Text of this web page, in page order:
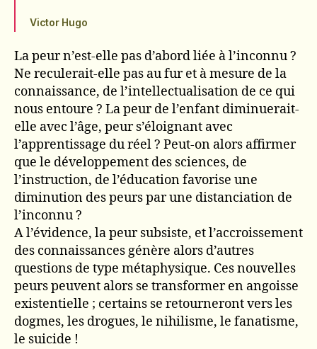
Victor Hugo
La peur n’est-elle pas d’abord liée à l’inconnu ?
Ne reculerait-elle pas au fur et à mesure de la
connaissance, de l’intellectualisation de ce qui
nous entoure ? La peur de l’enfant diminuerait-
elle avec l’âge, peur s’éloignant avec
l’apprentissage du réel ? Peut-on alors affirmer
que le développement des sciences, de
l’instruction, de l’éducation favorise une
diminution des peurs par une distanciation de
l’inconnu ?
A l’évidence, la peur subsiste, et l’accroissement
des connaissances génère alors d’autres
questions de type métaphysique. Ces nouvelles
peurs peuvent alors se transformer en angoisse
existentielle ; certains se retourneront vers les
dogmes, les drogues, le nihilisme, le fanatisme,
le suicide !